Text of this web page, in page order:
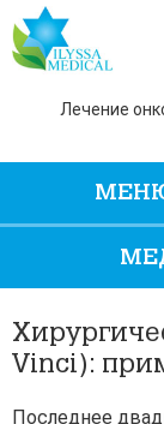
Лечение
Vinci):
Последнее